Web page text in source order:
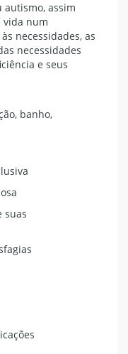
assim
vida num
necessidades, as
necessidades
e seus
banho,
suas